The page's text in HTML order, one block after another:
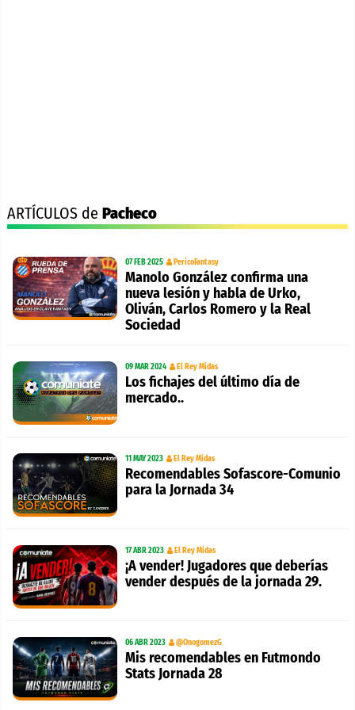
ARTÍCULOS de Pacheco
07 FEB 2025 PericoFantasy
Manolo González confirma una
nueva lesión y habla de Urko,
Oliván, Carlos Romero y la Real
Sociedad
09 MAR 2024 El Rey Midas
Los fichajes del último día de
mercado..
11 MAY 2023 El Rey Midas
Recomendables Sofascore-Comunio
para la Jornada 34
17 ABR 2023 El Rey Midas
¡A vender! Jugadores que deberías
vender después de la jornada 29.
06 ABR 2023 @OnogomezG
Mis recomendables en Futmondo
Stats Jornada 28